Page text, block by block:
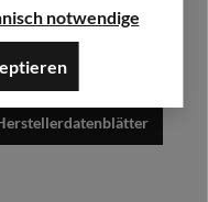
notwendige